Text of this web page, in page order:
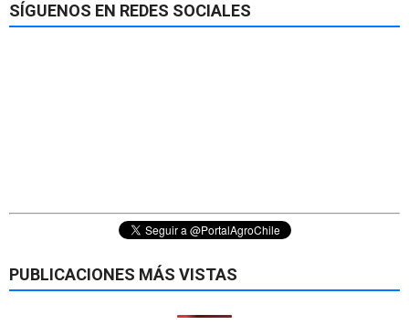
SÍGUENOS EN REDES SOCIALES
PUBLICACIONES MÁS VISTAS